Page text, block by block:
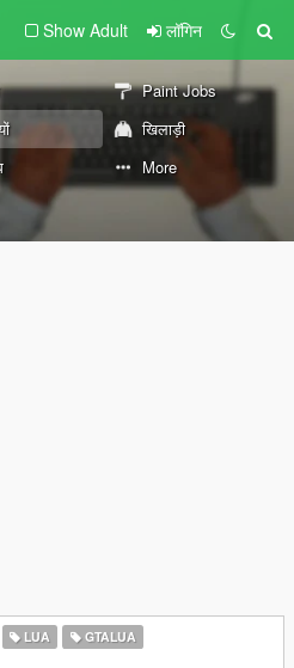
Show Adult लॉगिन
Paint Jobs
खिलाड़ी
More
LUA
GTALUA